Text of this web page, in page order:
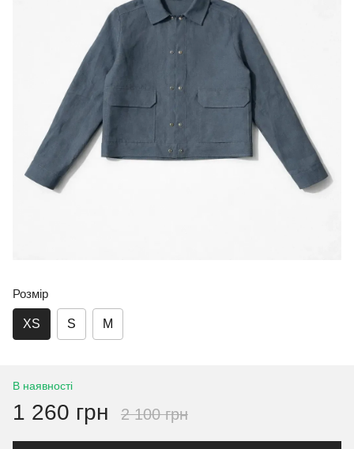
Розмір
XS S M
В наявності
1 260 грн 2 100 грн